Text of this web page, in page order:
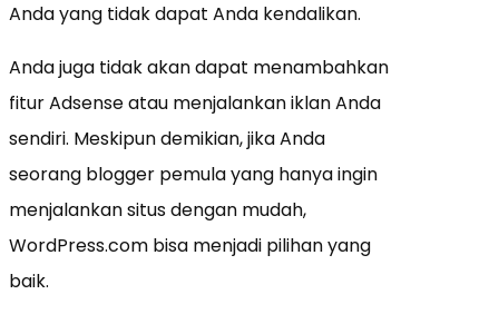
Anda yang tidak dapat Anda kendalikan.
Anda juga tidak akan dapat menambahkan
fitur Adsense atau menjalankan iklan Anda
sendiri. Meskipun demikian, jika Anda
seorang blogger pemula yang hanya ingin
menjalankan situs dengan mudah,
WordPress.com bisa menjadi pilihan yang
baik.